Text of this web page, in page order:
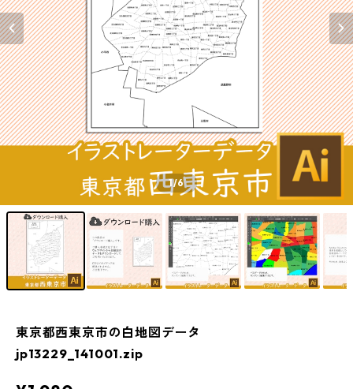
1/6
東京都西東京市の白地図データ
jp13229_141001.zip